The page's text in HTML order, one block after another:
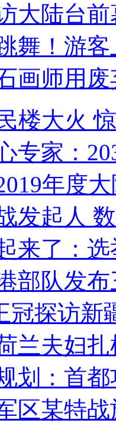
大陆台
舞！游客
画师用
楼大火
专家：
年度
发起人
来了：
部队发
冠探访新
兰夫妇
划：首
区某特